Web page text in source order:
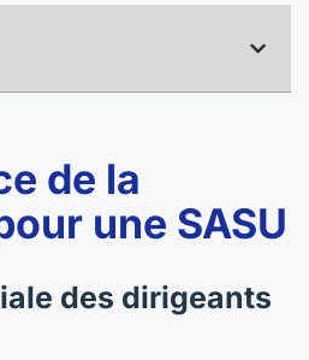
de la
une SASU
des dirigeants